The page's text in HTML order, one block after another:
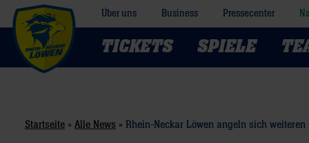
Über uns Business Pressecenter
TICKETS SPIELE
Startseite » Alle News » Rhein-Neckar Löwen angeln sich